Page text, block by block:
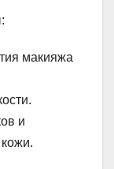
макияжа
и